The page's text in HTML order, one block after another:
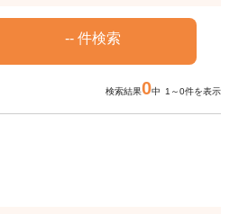
検索結果0中 1～0件を表示